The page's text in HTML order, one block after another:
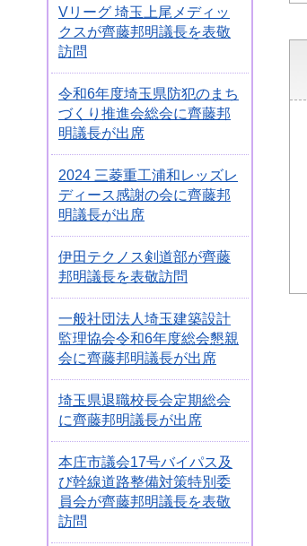
Vリーグ 埼玉上尾メディッ
クスが齊藤邦明議長を表敬
訪問
令和6年度埼玉県防犯のまち
づくり推進会総会に齊藤邦
明議長が出席
2024 三菱重工浦和レッズレ
ディース感謝の会に齊藤邦
明議長が出席
伊田テクノス剣道部が齊藤
邦明議長を表敬訪問
一般社団法人埼玉建築設計
監理協会令和6年度総会懇親
会に齊藤邦明議長が出席
埼玉県退職校長会定期総会
に齊藤邦明議長が出席
本庄市議会17号バイパス及
び幹線道路整備対策特別委
員会が齊藤邦明議長を表敬
訪問